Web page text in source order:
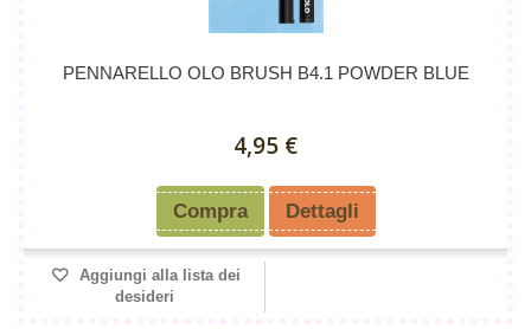
PENNARELLO OLO BRUSH B4.1 POWDER BLUE
4,95 €
Compra Dettagli
Aggiungi alla lista dei
desideri